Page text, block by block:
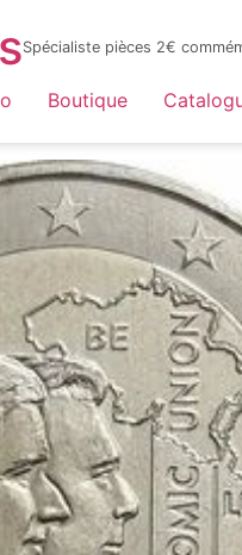
Spécialiste pièces 2€
Boutique